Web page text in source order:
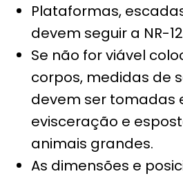
Plataformas,
devem seguir a NR-
Se não for viável
corpos, medidas de
devem ser tomadas
evisceração e
animais grandes.
As dimensões e